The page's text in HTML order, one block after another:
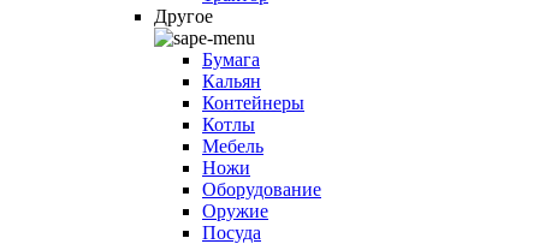
Другое
Бумага
Кальян
Контейнеры
Котлы
Мебель
Ножи
Оборудование
Оружие
Посуда